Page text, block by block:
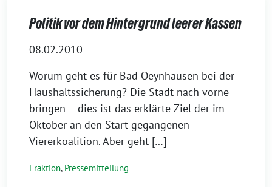
Politik vor dem Hintergrund leerer Kassen
08.02.2010
Worum geht es für Bad Oeynhausen bei der
Haushaltssicherung? Die Stadt nach vorne
bringen – dies ist das erklärte Ziel der im
Oktober an den Start gegangenen
Viererkoalition. Aber geht […]
Fraktion, Pressemitteilung